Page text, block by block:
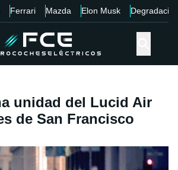
Ferrari Mazda Elon Musk Degradación
unidad del Lucid Air
de San Francisco